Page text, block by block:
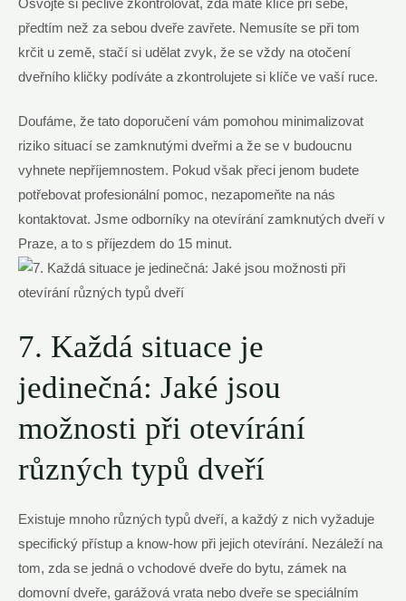
Osvojte si pečlivě zkontrolovat, zda máte klíče při sebe,
předtím než za sebou dveře zavřete. Nemusíte se při tom
krčit u země, stačí si udělat zvyk, že se vždy na otočení
dveřního kličky podíváte a zkontrolujete si klíče ve vaší ruce.
Doufáme, že tato doporučení vám pomohou minimalizovat
riziko situací se zamknutými dveřmi a že se v budoucnu
vyhnete nepříjemnostem. Pokud však přeci jenom budete
potřebovat profesionální pomoc, nezapomeňte na nás
kontaktovat. Jsme odborníky na otevírání zamknutých dveří v
Praze, a to s příjezdem do 15 minut.
7. Každá situace je
jedinečná: Jaké jsou
možnosti při otevírání
různých typů dveří
Existuje mnoho různých typů dveří, a každý z nich vyžaduje
specifický přístup a know-how při jejich otevírání. Nezáleží na
tom, zda se jedná o vchodové dveře do bytu, zámek na
domovní dveře, garážová vrata nebo dveře se speciálním